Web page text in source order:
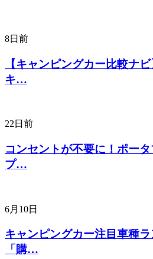
8日前
【キャンピングカー比較ナ
キ…
22日前
コンセントが不要に！ポー
プ…
6月10日
キャンピングカー注目車種ラ
「購…